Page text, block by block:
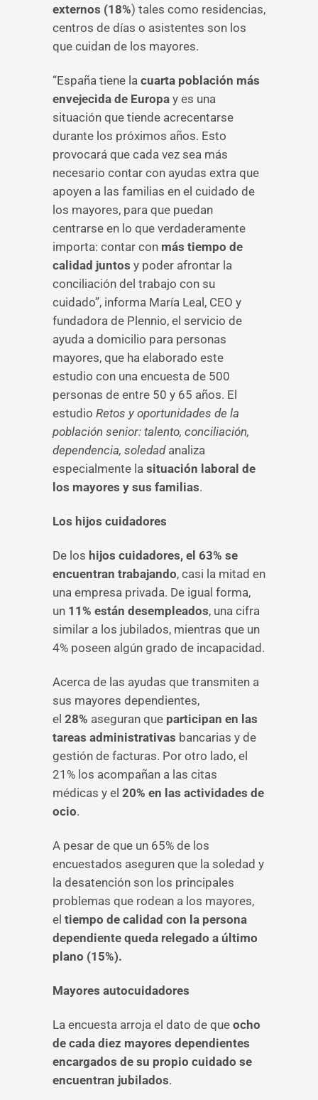
externos (18%) tales como residencias,
centros de días o asistentes son los
que cuidan de los mayores.
“España tiene la cuarta población más
envejecida de Europa y es una
situación que tiende acrecentarse
durante los próximos años. Esto
provocará que cada vez sea más
necesario contar con ayudas extra que
apoyen a las familias en el cuidado de
los mayores, para que puedan
centrarse en lo que verdaderamente
importa: contar con más tiempo de
calidad juntos y poder afrontar la
conciliación del trabajo con su
cuidado”, informa María Leal, CEO y
fundadora de Plennio, el servicio de
ayuda a domicilio para personas
mayores, que ha elaborado este
estudio con una encuesta de 500
personas de entre 50 y 65 años. El
estudio Retos y oportunidades de la
población senior: talento, conciliación,
dependencia, soledadanaliza
especialmente la situación laboral de
los mayores y sus familias.
Los hijos cuidadores
De los hijos cuidadores, el 63% se
encuentran trabajando, casi la mitad en
una empresa privada. De igual forma,
un 11% están desempleados, una cifra
similar a los jubilados, mientras que un
4% poseen algún grado de incapacidad.
Acerca de las ayudas que transmiten a
sus mayores dependientes,
el 28% aseguran que participan en las
tareas administrativas bancarias y de
gestión de facturas. Por otro lado, el
21% los acompañan a las citas
médicas y el 20% en las actividades de
ocio.
A pesar de que un 65% de los
encuestados aseguren que la soledad y
la desatención son los principales
problemas que rodean a los mayores,
el tiempo de calidad con la persona
dependiente queda relegado a último
plano (15%).
Mayores autocuidadores
La encuesta arroja el dato de que ocho
de cada diez mayores dependientes
encargados de su propio cuidado se
encuentran jubilados.